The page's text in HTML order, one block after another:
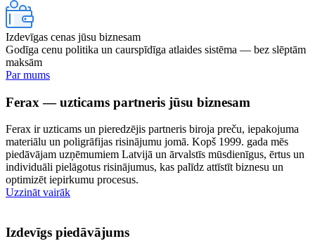
Izdevīgas cenas jūsu biznesam
Godīga cenu politika un caurspīdīga atlaides sistēma — bez slēptām
maksām
Par mums
Ferax — uzticams partneris jūsu biznesam
Ferax ir uzticams un pieredzējis partneris biroja preču, iepakojuma
materiālu un poligrāfijas risinājumu jomā. Kopš 1999. gada mēs
piedāvājam uzņēmumiem Latvijā un ārvalstīs mūsdienīgus, ērtus un
individuāli pielāgotus risinājumus, kas palīdz attīstīt biznesu un
optimizēt iepirkumu procesus.
Uzzināt vairāk
Izdevīgs piedāvājums